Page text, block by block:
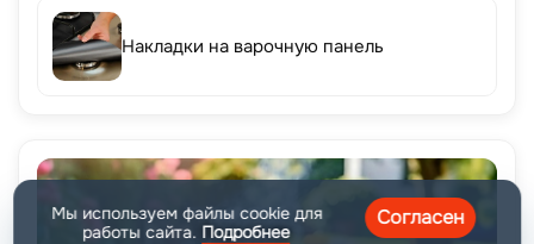
Накладки на варочную панель
Мы используем файлы cookie для
работы сайта. Подробнее
Согласен